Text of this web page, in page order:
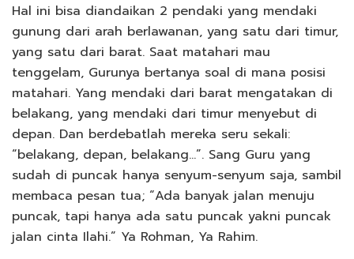
Hal ini bisa diandaikan 2 pendaki yang mendaki
gunung dari arah berlawanan, yang satu dari timur,
yang satu dari barat. Saat matahari mau
tenggelam, Gurunya bertanya soal di mana posisi
matahari. Yang mendaki dari barat mengatakan di
belakang, yang mendaki dari timur menyebut di
depan. Dan berdebatlah mereka seru sekali:
“belakang, depan, belakang…”. Sang Guru yang
sudah di puncak hanya senyum-senyum saja, sambil
membaca pesan tua; “Ada banyak jalan menuju
puncak, tapi hanya ada satu puncak yakni puncak
jalan cinta Ilahi.” Ya Rohman, Ya Rahim.